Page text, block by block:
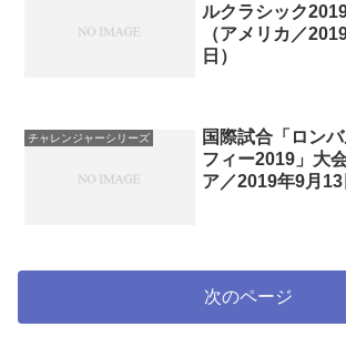
ルクラシック
（アメリカ／
日）
チャレンジャーシリーズ
国際試合「ロン
フィー2019」大
ア／2019年9月13
次のページ